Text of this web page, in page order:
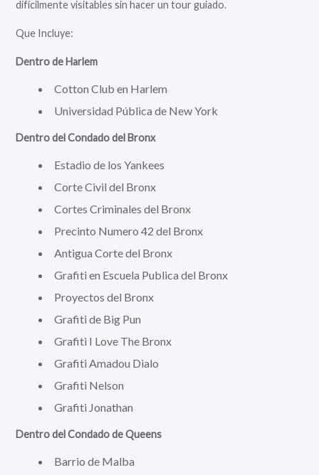
difícilmente visitables sin hacer un tour guiado.
Que Incluye:
Dentro de Harlem
Cotton Club en Harlem
Universidad Pública de New York
Dentro del Condado del Bronx
Estadio de los Yankees
Corte Civil del Bronx
Cortes Criminales del Bronx
Precinto Numero 42 del Bronx
Antigua Corte del Bronx
Grafiti en Escuela Publica del Bronx
Proyectos del Bronx
Grafiti de Big Pun
Grafiti I Love The Bronx
Grafiti Amadou Dialo
Grafiti Nelson
Grafiti Jonathan
Dentro del Condado de Queens
Barrio de Malba